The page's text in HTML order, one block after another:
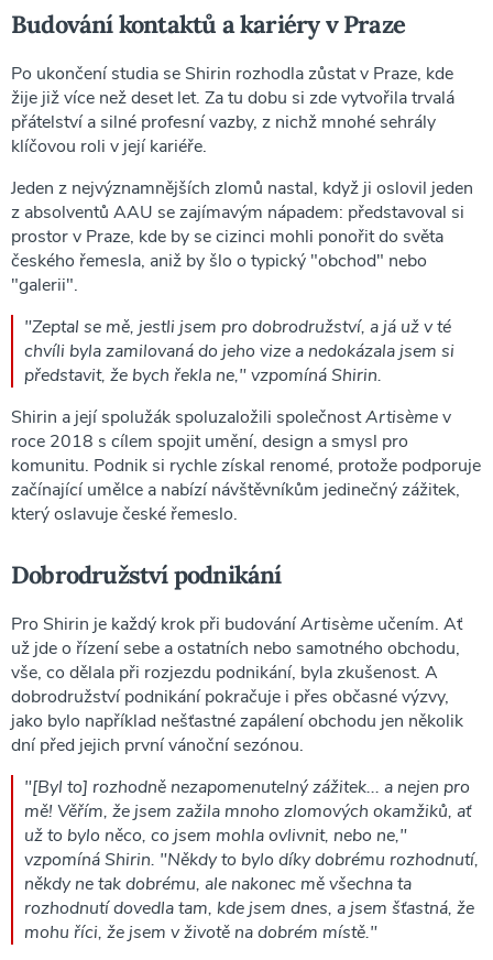
Budování kontaktů a kariéry v Praze
Po ukončení studia se Shirin rozhodla zůstat v Praze, kde
žije již více než deset let. Za tu dobu si zde vytvořila trvalá
přátelství a silné profesní vazby, z nichž mnohé sehrály
klíčovou roli v její kariéře.
Jeden z nejvýznamnějších zlomů nastal, když ji oslovil jeden
z absolventů AAU se zajímavým nápadem: představoval si
prostor v Praze, kde by se cizinci mohli ponořit do světa
českého řemesla, aniž by šlo o typický "obchod" nebo
"galerii".
"Zeptal se mě, jestli jsem pro dobrodružství, a já už v té
chvíli byla zamilovaná do jeho vize a nedokázala jsem si
představit, že bych řekla ne," vzpomíná Shirin.
Shirin a její spolužák spoluzaložili společnostArtisèmev
roce 2018 s cílem spojit umění, design a smysl pro
komunitu. Podnik si rychle získal renomé, protože podporuje
začínající umělce a nabízí návštěvníkům jedinečný zážitek,
který oslavuje české řemeslo.
Dobrodružství podnikání
Pro Shirin je každý krok při budováníArtisème učením. Ať
už jde o řízení sebe a ostatních nebo samotného obchodu,
vše, co dělala při rozjezdu podnikání, byla zkušenost. A
dobrodružství podnikání pokračuje i přes občasné výzvy,
jako bylo například nešťastné zapálení obchodu jen několik
dní před jejich první vánoční sezónou.
"[Byl to] rozhodně nezapomenutelný zážitek... a nejen pro
mě! Věřím, že jsem zažila mnoho zlomových okamžiků, ať
už to bylo něco, co jsem mohla ovlivnit, nebo ne,"
vzpomíná Shirin. "Někdy to bylo díky dobrému rozhodnutí,
někdy ne tak dobrému, ale nakonec mě všechna ta
rozhodnutí dovedla tam, kde jsem dnes, a jsem šťastná, že
mohu říci, že jsem v životě na dobrém místě."